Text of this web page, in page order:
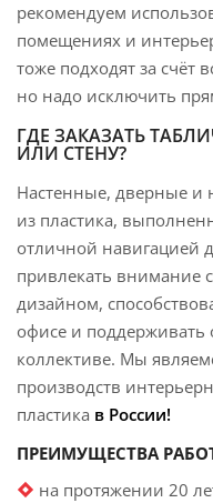
рекомендуем
помещениях и
тоже подходят за счёт
но надо исключить
ГДЕ ЗАКАЗАТЬ
ИЛИ СТЕНУ?
Настенные, дверные и
из пластика,
отличной навигацией
привлекать
дизайном,
офисе и поддерживать
коллективе. Мы
производств
пластика в России!
ПРЕИМУЩЕСТВА
на протяжении 20